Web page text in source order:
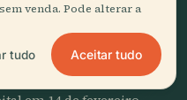
forçadas da história
e Bernardo O'Higgins
Chacabuco, 60
Santiago. O exército
venda. Pode alterar a
tudo Aceitar tudo